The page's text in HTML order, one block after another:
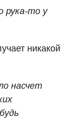
рука-то у
никакой
насчет